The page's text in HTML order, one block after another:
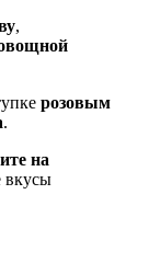
,
розовым
.
на
вкусы